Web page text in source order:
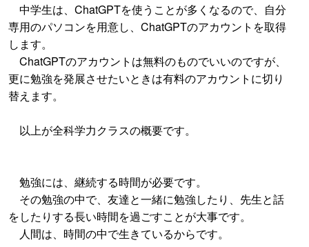
中学生は、ChatGPTを使うことが多くなるので、自分
専用のパソコンを用意し、ChatGPTのアカウントを取得
します。
ChatGPTのアカウントは無料のものでいいのですが、
更に勉強を発展させたいときは有料のアカウントに切り
替えます。
以上が全科学力クラスの概要です。
勉強には、継続する時間が必要です。
その勉強の中で、友達と一緒に勉強したり、先生と話
をしたりする長い時間を過ごすことが大事です。
人間は、時間の中で生きているからです。